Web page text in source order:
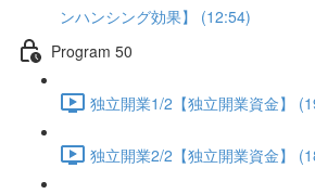
ンハンシング効果】 (12:54)
Program 50
独立開業1/2【独立開業資金】
独立開業2/2【独立開業資金】